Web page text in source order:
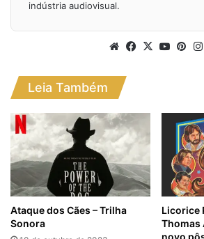
indústria audiovisual.
WebsiteFacebook
X
Leia Também
Ataque dos Cães – Trilha
Sonora
Licorice
Thomas
novo